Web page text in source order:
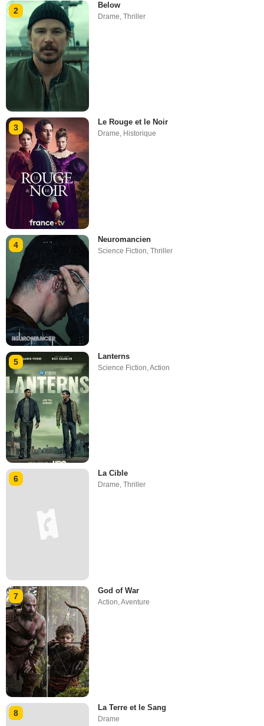
2
Below
Drame,Thriller
3
Le Rouge et le Noir
Drame, Historique
4
Neuromancien
Science Fiction ,Thriller
5
Lanterns
Science Fiction,Action
6
La Cible
Drame,Thriller
7
God of War
Action ,Aventure
8
La Terre et le Sang
Drame